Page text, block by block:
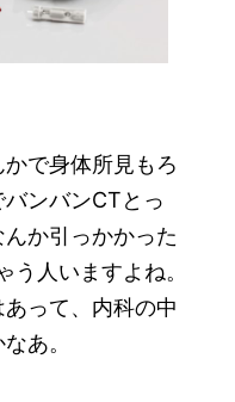
で身体所見もろ
ンバンCTとっ
か引っかかった
う人いますよね。
って、内科の中
あ。